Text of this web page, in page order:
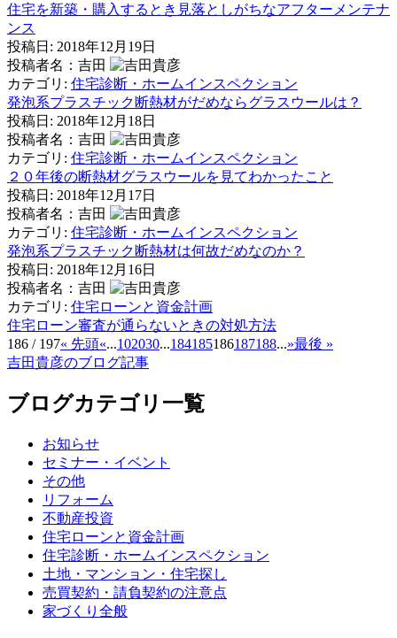
住宅を新築・購入するとき見落としがちなアフターメンテナ
ンス
投稿日: 2018年12月19日
投稿者名：吉田
カテゴリ: 住宅診断・ホームインスペクション
発泡系プラスチック断熱材がだめならグラスウールは？
投稿日: 2018年12月18日
投稿者名：吉田
カテゴリ: 住宅診断・ホームインスペクション
２０年後の断熱材グラスウールを見てわかったこと
投稿日: 2018年12月17日
投稿者名：吉田
カテゴリ: 住宅診断・ホームインスペクション
発泡系プラスチック断熱材は何故だめなのか？
投稿日: 2018年12月16日
投稿者名：吉田
カテゴリ: 住宅ローンと資金計画
住宅ローン審査が通らないときの対処方法
186 / 197« 先頭«...102030...184185186187188...»最後 »
吉田貴彦のブログ記事
ブログカテゴリ一覧
お知らせ
セミナー・イベント
その他
リフォーム
不動産投資
住宅ローンと資金計画
住宅診断・ホームインスペクション
土地・マンション・住宅探し
売買契約・請負契約の注意点
家づくり全般